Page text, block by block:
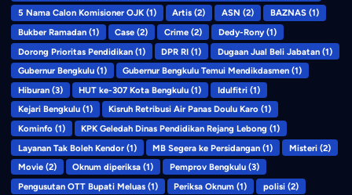
5 Nama Calon Komisioner OJK(1) Artis (2) ASN (2) BAZNAS (1)
Bukber Ramadan(1) Case (2) Crime (2) Dedy-Rony(1)
Dorong Prioritas Pendidikan(1) DPR RI (1) Dugaan Jual Beli Jabatan (1)
Gubernur Bengkulu(1) Gubernur Bengkulu Temui Mendikdasmen (1)
Hiburan(3) HUT ke-307 Kota Bengkulu (1) Idulfitri (1)
Kejari Bengkulu(1) Kisruh Retribusi Air Panas Doulu Karo (1)
Kominfo(1) KPK Geledah Dinas Pendidikan Rejang Lebong (1)
Layanan Tak Boleh Kendor(1) MB Segera ke Persidangan (1) Misteri (2)
Movie(2) Oknum diperiksa (1) Pemprov Bengkulu (3)
Pengusutan OTT Bupati Meluas(1) Periksa Oknum (1) polisi (2)